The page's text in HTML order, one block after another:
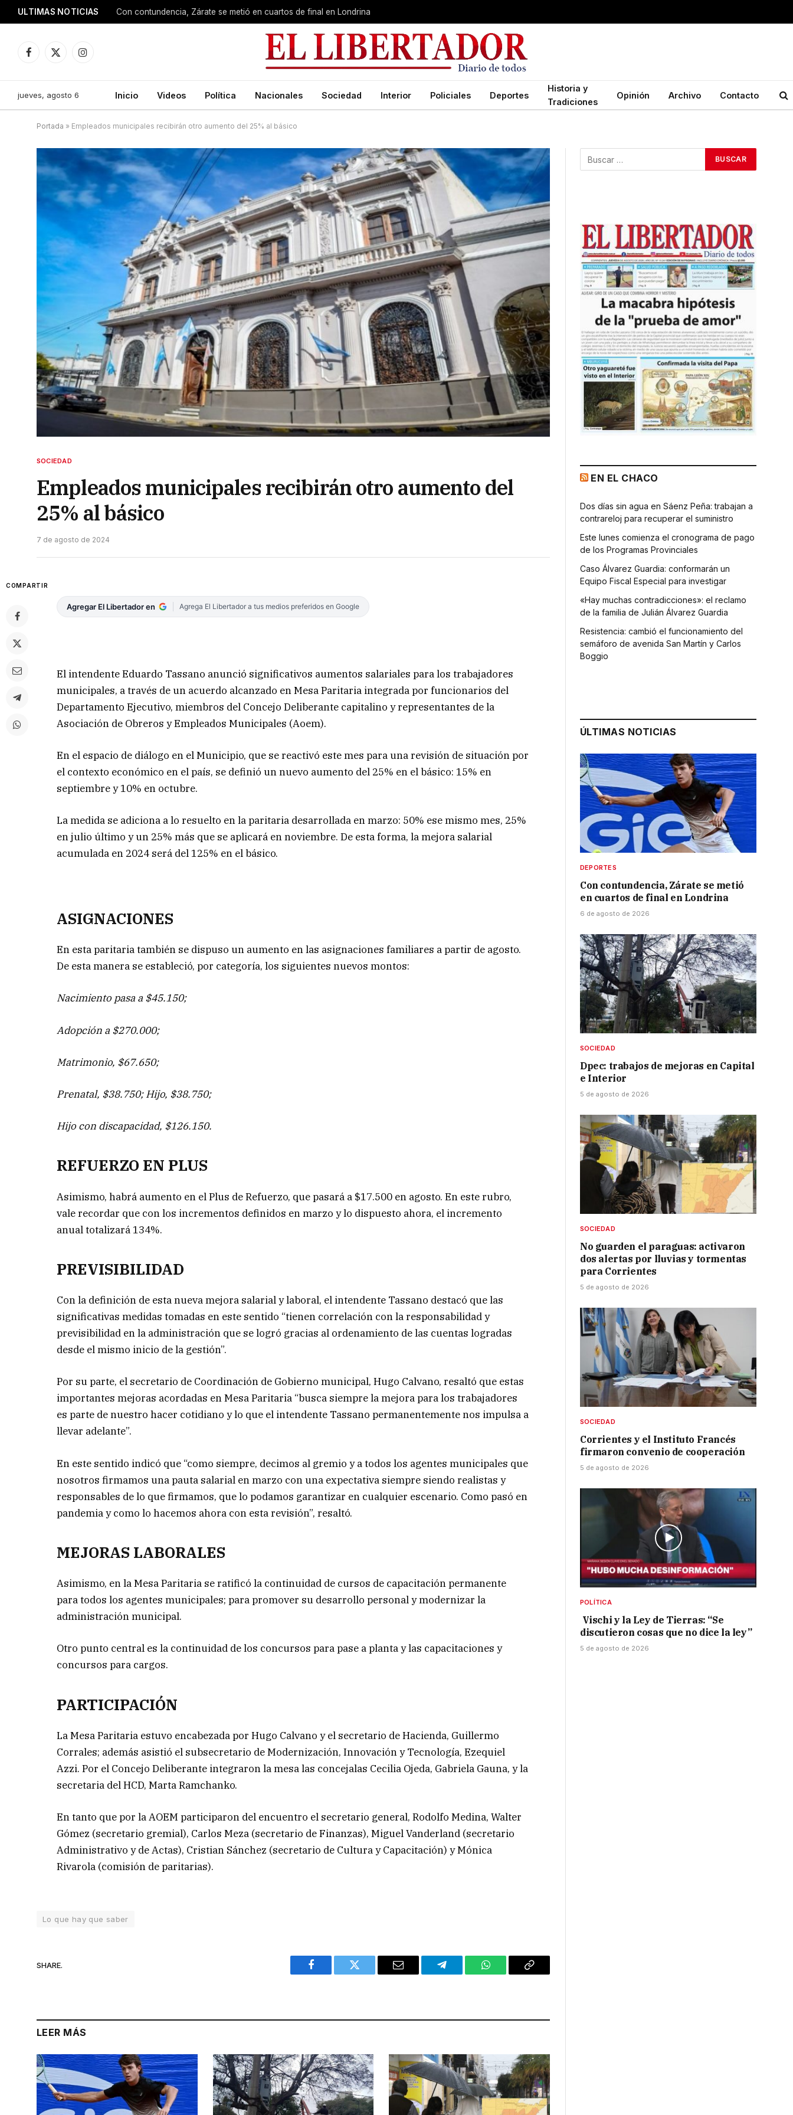
ULTIMAS NOTICIAS Con contundencia, Zárate se metió en cuartos de final en Londrina
Facebook
X
Instagram
jueves, agosto 6 Inicio Videos Política Nacionales Sociedad Interior Policiales Deportes
Historia y
Tradiciones
Opinión Archivo Contacto
Portada » Empleados municipales recibirán otro aumento del 25% al básico
SOCIEDAD
Empleados municipales recibirán otro aumento del
25% al básico
7 de agosto de 2024
COMPARTIR
Agregar El Libertador en Agrega El Libertador a tus medios preferidos en Google
El intendente Eduardo Tassano anunció significativos aumentos salariales para los trabajadores
municipales, a través de un acuerdo alcanzado en Mesa Paritaria integrada por funcionarios del
Departamento Ejecutivo, miembros del Concejo Deliberante capitalino y representantes de la
Asociación de Obreros y Empleados Municipales (Aoem).
En el espacio de diálogo en el Municipio, que se reactivó este mes para una revisión de situación por
el contexto económico en el país, se definió un nuevo aumento del 25% en el básico: 15% en
septiembre y 10% en octubre.
La medida se adiciona a lo resuelto en la paritaria desarrollada en marzo: 50% ese mismo mes, 25%
en julio último y un 25% más que se aplicará en noviembre. De esta forma, la mejora salarial
acumulada en 2024 será del 125% en el básico.
ASIGNACIONES
En esta paritaria también se dispuso un aumento en las asignaciones familiares a partir de agosto.
De esta manera se estableció, por categoría, los siguientes nuevos montos:
Nacimiento pasa a $45.150;
Adopción a $270.000;
Matrimonio, $67.650;
Prenatal, $38.750; Hijo, $38.750;
Hijo con discapacidad, $126.150.
REFUERZO EN PLUS
Asimismo, habrá aumento en el Plus de Refuerzo, que pasará a $17.500 en agosto. En este rubro,
vale recordar que con los incrementos definidos en marzo y lo dispuesto ahora, el incremento
anual totalizará 134%.
PREVISIBILIDAD
Con la definición de esta nueva mejora salarial y laboral, el intendente Tassano destacó que las
significativas medidas tomadas en este sentido “tienen correlación con la responsabilidad y
previsibilidad en la administración que se logró gracias al ordenamiento de las cuentas logradas
desde el mismo inicio de la gestión”.
Por su parte, el secretario de Coordinación de Gobierno municipal, Hugo Calvano, resaltó que estas
importantes mejoras acordadas en Mesa Paritaria “busca siempre la mejora para los trabajadores
es parte de nuestro hacer cotidiano y lo que el intendente Tassano permanentemente nos impulsa a
llevar adelante”.
En este sentido indicó que “como siempre, decimos al gremio y a todos los agentes municipales que
nosotros firmamos una pauta salarial en marzo con una expectativa siempre siendo realistas y
responsables de lo que firmamos, que lo podamos garantizar en cualquier escenario. Como pasó en
pandemia y como lo hacemos ahora con esta revisión”, resaltó.
MEJORAS LABORALES
Asimismo, en la Mesa Paritaria se ratificó la continuidad de cursos de capacitación permanente
para todos los agentes municipales; para promover su desarrollo personal y modernizar la
administración municipal.
Otro punto central es la continuidad de los concursos para pase a planta y las capacitaciones y
concursos para cargos.
PARTICIPACIÓN
La Mesa Paritaria estuvo encabezada por Hugo Calvano y el secretario de Hacienda, Guillermo
Corrales; además asistió el subsecretario de Modernización, Innovación y Tecnología, Ezequiel
Azzi. Por el Concejo Deliberante integraron la mesa las concejalas Cecilia Ojeda, Gabriela Gauna, y la
secretaria del HCD, Marta Ramchanko.
En tanto que por la AOEM participaron del encuentro el secretario general, Rodolfo Medina, Walter
Gómez (secretario gremial), Carlos Meza (secretario de Finanzas), Miguel Vanderland (secretario
Administrativo y de Actas), Cristian Sánchez (secretario de Cultura y Capacitación) y Mónica
Rivarola (comisión de paritarias).
Lo que hay que saber
SHARE.
Facebook Twitter Email Telegram WhatsAppCopy
LEER MÁS
EN EL CHACO
Dos días sin agua en Sáenz Peña: trabajan a
contrareloj para recuperar el suministro
Este lunes comienza el cronograma de pago
de los Programas Provinciales
Caso Álvarez Guardia: conformarán un
Equipo Fiscal Especial para investigar
«Hay muchas contradicciones»: el reclamo
de la familia de Julián Álvarez Guardia
Resistencia: cambió el funcionamiento del
semáforo de avenida San Martín y Carlos
Boggio
ÚLTIMAS NOTICIAS
DEPORTES
Con contundencia, Zárate se metió
en cuartos de final en Londrina
6 de agosto de 2026
SOCIEDAD
Dpec: trabajos de mejoras en Capital
e Interior
5 de agosto de 2026
SOCIEDAD
No guarden el paraguas: activaron
dos alertas por lluvias y tormentas
para Corrientes
5 de agosto de 2026
SOCIEDAD
Corrientes y el Instituto Francés
firmaron convenio de cooperación
5 de agosto de 2026
POLÍTICA
Vischi y la Ley de Tierras: “Se
discutieron cosas que no dice la ley”
5 de agosto de 2026